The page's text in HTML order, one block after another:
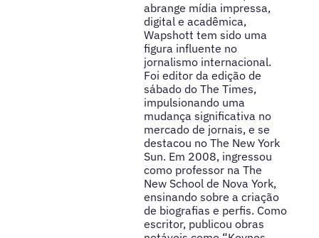
abrange mídia impressa,
digital e acadêmica,
Wapshott tem sido uma
figura influente no
jornalismo internacional.
Foi editor da edição de
sábado do The Times,
impulsionando uma
mudança significativa no
mercado de jornais, e se
destacou no The New York
Sun. Em 2008, ingressou
como professor na The
New School de Nova York,
ensinando sobre a criação
de biografias e perfis. Como
escritor, publicou obras